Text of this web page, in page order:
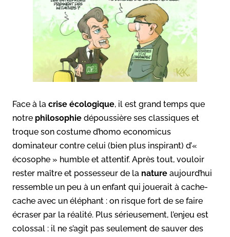
Face à la crise écologique, il est grand temps que
notre philosophie dépoussière ses classiques et
troque son costume d’homo economicus
dominateur contre celui (bien plus inspirant) d’«
écosophe » humble et attentif. Après tout, vouloir
rester maître et possesseur de la nature aujourd’hui
ressemble un peu à un enfant qui jouerait à cache-
cache avec un éléphant : on risque fort de se faire
écraser par la réalité. Plus sérieusement, l’enjeu est
colossal : il ne s’agit pas seulement de sauver des